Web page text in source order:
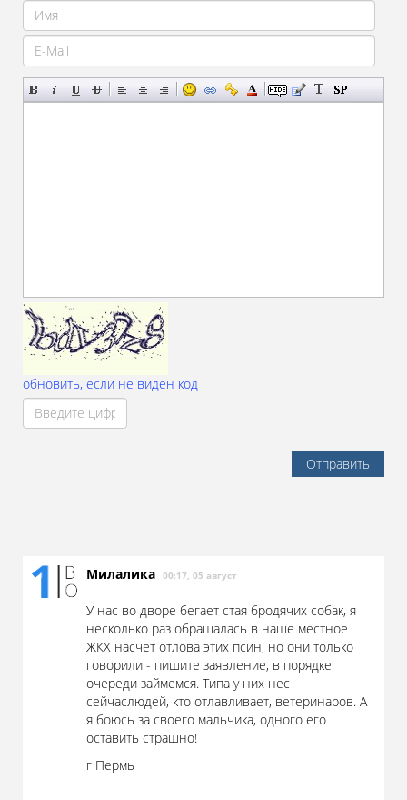
обновить, если не виден код
Отправить
Милалика 00:17, 05 август
У нас во дворе бегает стая бродячих собак, я
несколько раз обращалась в наше местное
ЖКХ насчет отлова этих псин, но они только
говорили - пишите заявление, в порядке
очереди займемся. Типа у них нес
сейчаслюдей, кто отлавливает, ветеринаров. А
я боюсь за своего мальчика, одного его
оставить страшно!
г Пермь